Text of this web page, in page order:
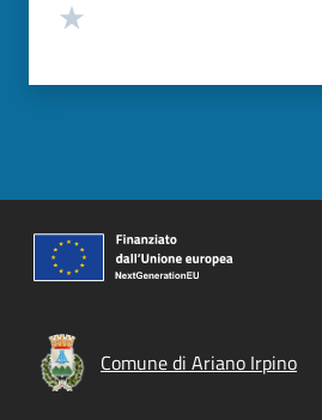
Comune di Ariano Irpino